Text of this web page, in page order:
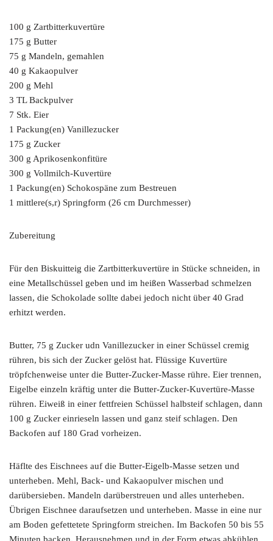
100 g Zartbitterkuvertüre
175 g Butter
75 g Mandeln, gemahlen
40 g Kakaopulver
200 g Mehl
3 TL Backpulver
7 Stk. Eier
1 Packung(en) Vanillezucker
175 g Zucker
300 g Aprikosenkonfitüre
300 g Vollmilch-Kuvertüre
1 Packung(en) Schokospäne zum Bestreuen
1 mittlere(s,r) Springform (26 cm Durchmesser)
Zubereitung
Für den Biskuitteig die Zartbitterkuvertüre in Stücke schneiden, in
eine Metallschüssel geben und im heißen Wasserbad schmelzen
lassen, die Schokolade sollte dabei jedoch nicht über 40 Grad
erhitzt werden.
Butter, 75 g Zucker udn Vanillezucker in einer Schüssel cremig
rühren, bis sich der Zucker gelöst hat. Flüssige Kuvertüre
tröpfchenweise unter die Butter-Zucker-Masse rühre. Eier trennen,
Eigelbe einzeln kräftig unter die Butter-Zucker-Kuvertüre-Masse
rühren. Eiweiß in einer fettfreien Schüssel halbsteif schlagen, dann
100 g Zucker einrieseln lassen und ganz steif schlagen. Den
Backofen auf 180 Grad vorheizen.
Häflte des Eischnees auf die Butter-Eigelb-Masse setzen und
unterheben. Mehl, Back- und Kakaopulver mischen und
darübersieben. Mandeln darüberstreuen und alles unterheben.
Übrigen Eischnee daraufsetzen und unterheben. Masse in eine nur
am Boden gefettetete Springform streichen. Im Backofen 50 bis 55
Minuten backen. Herausnehmen und in der Form etwas abkühlen